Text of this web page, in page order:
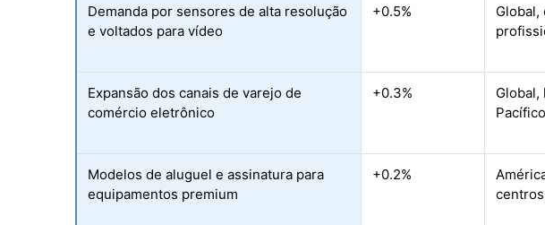
Demanda por sensores de alta resolução
e voltados para vídeo
+0.5%
Expansão dos canais de varejo de
comércio eletrônico
+0.3%
Pacífico
Modelos de aluguel e assinatura para
equipamentos premium
+0.2%